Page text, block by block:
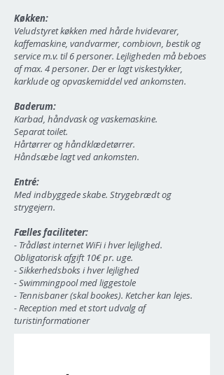
Køkken:
Veludstyret køkken med hårde hvidevarer,
kaffemaskine, vandvarmer, combiovn, bestik og
service m.v. til 6 personer. Lejligheden må beboes
af max. 4 personer. Der er lagt viskestykker,
karklude og opvaskemiddel ved ankomsten.
Baderum:
Karbad, håndvask og vaskemaskine.
Separat toilet.
Hårtørrer og håndklædetørrer.
Håndsæbe lagt ved ankomsten.
Entré:
Med indbyggede skabe. Strygebrædt og
strygejern.
Fælles faciliteter:
- Trådløst internet WiFi i hver lejlighed.
Obligatorisk afgift 10€ pr. uge.
- Sikkerhedsboks i hver lejlighed
- Swimmingpool med liggestole
- Tennisbaner (skal bookes). Ketcher kan lejes.
- Reception med et stort udvalg af
turistinformationer